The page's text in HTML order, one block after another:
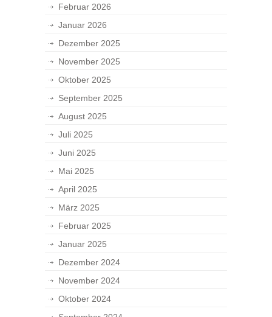
Februar 2026
Januar 2026
Dezember 2025
November 2025
Oktober 2025
September 2025
August 2025
Juli 2025
Juni 2025
Mai 2025
April 2025
März 2025
Februar 2025
Januar 2025
Dezember 2024
November 2024
Oktober 2024